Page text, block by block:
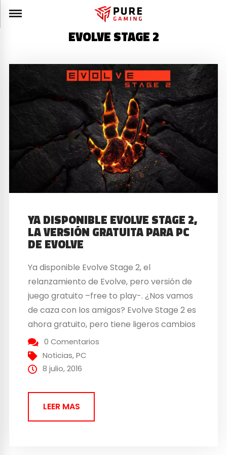
EVOLVE STAGE 2
YA DISPONIBLE EVOLVE STAGE 2,
LA VERSIÓN GRATUITA PARA PC
DE EVOLVE
Ya disponible Evolve Stage 2, el
relanzamiento de Evolve, pero versión de
juego gratuito –free to play-. ¿Nos vamos
de caza con los amigos? Evolve Stage 2 es
ahora gratuito, pero tiene ligeros cambios
¿Dónde podremos descargar Evolve
Stage 2? Pues por supuesto en Steam,
como no. Esta versión free to play que se
0 Comentarios
Noticias,PC
8 julio, 2016
LEER MAS